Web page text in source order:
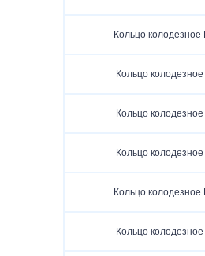
Кольцо колодезное
Кольцо
Кольцо
Кольцо
Кольцо колодезное
Кольцо